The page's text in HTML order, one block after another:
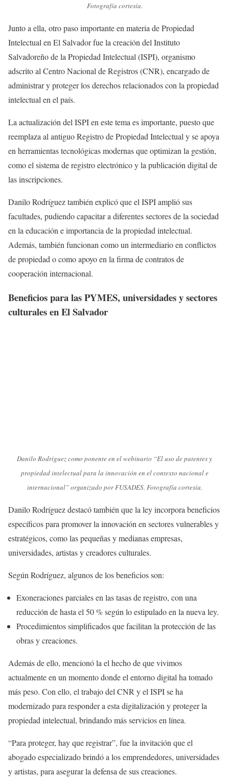
Fotografía cortesía.
Junto a ella, otro paso importante en materia de Propiedad
Intelectual en El Salvador fue la creación del Instituto
Salvadoreño de la Propiedad Intelectual (ISPI), organismo
adscrito al Centro Nacional de Registros (CNR), encargado de
administrar y proteger los derechos relacionados con la propiedad
intelectual en el país.
La actualización del ISPI en este tema es importante, puesto que
reemplaza al antiguo Registro de Propiedad Intelectual y se apoya
en herramientas tecnológicas modernas que optimizan la gestión,
como el sistema de registro electrónico y la publicación digital de
las inscripciones.
Danilo Rodríguez también explicó que el ISPI amplió sus
facultades, pudiendo capacitar a diferentes sectores de la sociedad
en la educación e importancia de la propiedad intelectual.
Además, también funcionan como un intermediario en conflictos
de propiedad o como apoyo en la firma de contratos de
cooperación internacional.
Beneficios para las PYMES, universidades y sectores
culturales en El Salvador
Danilo Rodríguez como ponente en el webinario “El uso de patentes y
propiedad intelectual para la innovación en el contexto nacional e
internacional” organizado por FUSADES. Fotografía cortesía.
Danilo Rodríguez destacó también que la ley incorpora beneficios
específicos para promover la innovación en sectores vulnerables y
estratégicos, como las pequeñas y medianas empresas,
universidades, artistas y creadores culturales.
Según Rodríguez, algunos de los beneficios son:
Exoneraciones parciales en las tasas de registro, con una
reducción de hasta el 50 % según lo estipulado en la nueva ley.
Procedimientos simplificados que facilitan la protección de las
obras y creaciones.
Además de ello, mencionó la el hecho de que vivimos
actualmente en un momento donde el entorno digital ha tomado
más peso. Con ello, el trabajo del CNR y el ISPI se ha
modernizado para responder a esta digitalización y proteger la
propiedad intelectual, brindando más servicios en línea.
“Para proteger, hay que registrar”, fue la invitación que el
abogado especializado brindó a los emprendedores, universidades
y artistas, para asegurar la defensa de sus creaciones.